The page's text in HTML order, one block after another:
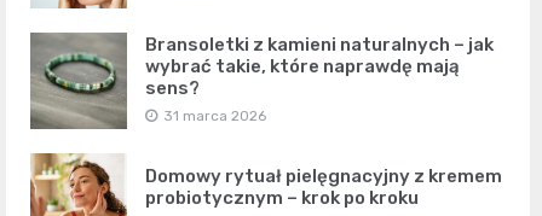
Bransoletki z kamieni naturalnych – jak
wybrać takie, które naprawdę mają
sens?
31 marca 2026
Domowy rytuał pielęgnacyjny z kremem
probiotycznym – krok po kroku